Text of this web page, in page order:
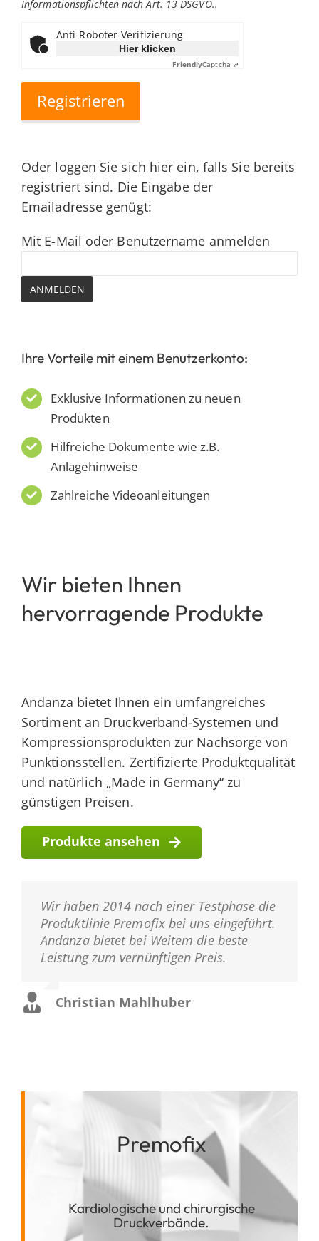
Informationspflichten nach Art. 13 DSGVO..
Anti-Roboter-Verifizierung
Hier klicken
FriendlyCaptcha ⇗
Oder loggen Sie sich hier ein, falls Sie bereits
registriert sind. Die Eingabe der
Emailadresse genügt:
Mit E-Mail oder Benutzername anmelden
Ihre Vorteile mit einem Benutzerkonto:
Exklusive Informationen zu neuen
Produkten
Hilfreiche Dokumente wie z.B.
Anlagehinweise
Zahlreiche Videoanleitungen
Wir bieten Ihnen
hervorragende Produkte
Andanza bietet Ihnen ein umfangreiches
Sortiment an Druckverband-Systemen und
Kompressionsprodukten zur Nachsorge von
Punktionsstellen. Zertifizierte Produktqualität
und natürlich „Made in Germany“ zu
günstigen Preisen.
Produkte ansehen
Wir haben 2014 nach einer Testphase die
Produktlinie Premofix bei uns eingeführt.
Andanza bietet bei Weitem die beste
Leistung zum vernünftigen Preis.
Christian Mahlhuber
Premofix
Kardiologische und chirurgische
Druckverbände.